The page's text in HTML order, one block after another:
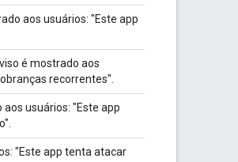
aos usuários: "Este app
é mostrado aos
recorrentes".
usuários: "Este app
"Este app tenta atacar